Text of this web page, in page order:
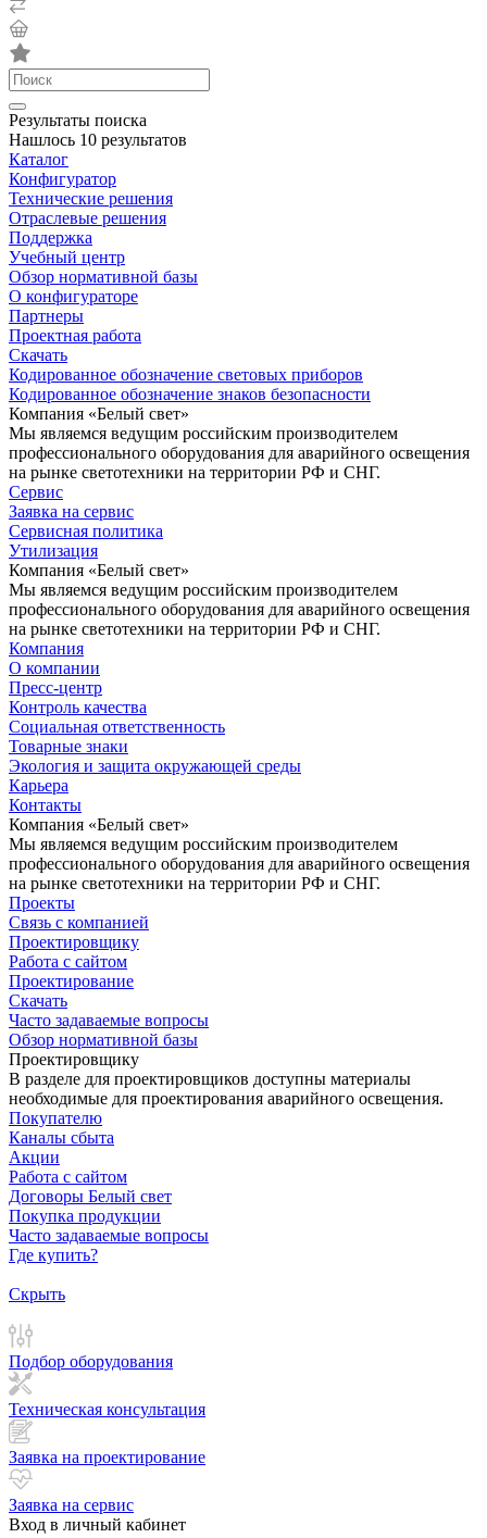
Результаты поиска
Нашлось 10 результатов
Каталог
Конфигуратор
Технические решения
Отраслевые решения
Поддержка
Учебный центр
Обзор нормативной базы
О конфигураторе
Партнеры
Проектная работа
Скачать
Кодированное обозначение световых приборов
Кодированное обозначение знаков безопасности
Компания «Белый свет»
Мы являемся ведущим российским производителем
профессионального оборудования для аварийного освещения
на рынке светотехники на территории РФ и СНГ.
Сервис
Заявка на сервис
Сервисная политика
Утилизация
Компания «Белый свет»
Мы являемся ведущим российским производителем
профессионального оборудования для аварийного освещения
на рынке светотехники на территории РФ и СНГ.
Компания
О компании
Пресс-центр
Контроль качества
Социальная ответственность
Товарные знаки
Экология и защита окружающей среды
Карьера
Контакты
Компания «Белый свет»
Мы являемся ведущим российским производителем
профессионального оборудования для аварийного освещения
на рынке светотехники на территории РФ и СНГ.
Проекты
Связь с компанией
Проектировщику
Работа с сайтом
Проектирование
Скачать
Часто задаваемые вопросы
Обзор нормативной базы
Проектировщику
В разделе для проектировщиков доступны материалы
необходимые для проектирования аварийного освещения.
Покупателю
Каналы сбыта
Акции
Работа с сайтом
Договоры Белый свет
Покупка продукции
Часто задаваемые вопросы
Где купить?
Скрыть
Подбор оборудования
Техническая консультация
Заявка на проектирование
Заявка на сервис
Вход в личный кабинет